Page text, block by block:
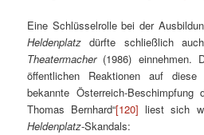
Eine Schlüsselrolle bei der
Heldenplatzdürfte schließlich
Theatermacher(1986) einnehmen.
öffentlichen Reaktionen auf
bekannte Österreich-Beschimpfung
Thomas Bernhard“[120] liest sich
Heldenplatz-Skandals: